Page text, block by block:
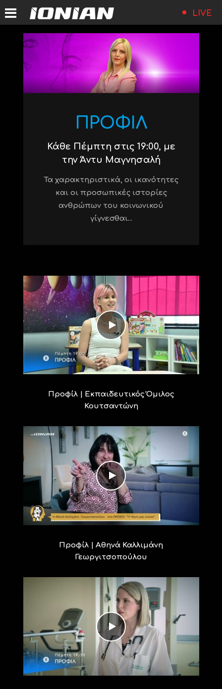
LIVE
ΠΡΟΦΙΛ
Κάθε Πέμπτη στις 19:00, με
την Άντυ Μαγνησαλή
Τα χαρακτηριστικά, οι ικανότητες
και οι προσωπικές ιστορίες
ανθρώπων του κοινωνικού
γίγνεσθαι...
Προφίλ | Εκπαιδευτικός Όμιλος
Κουτσαντώνη
Προφίλ | Αθηνά Καλλιμάνη
Γεωργιτσοπούλου